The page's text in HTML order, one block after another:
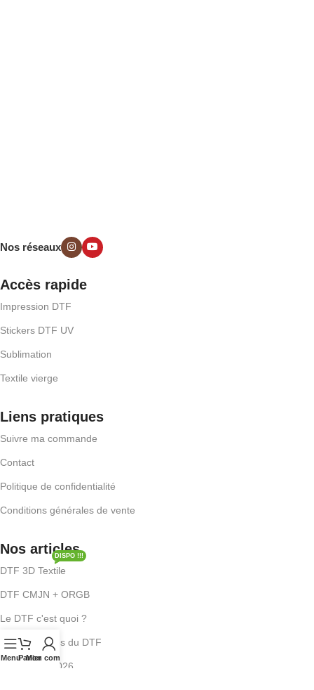
Nos réseaux
Accès rapide
Impression DTF
Stickers DTF UV
Sublimation
Textile vierge
Liens pratiques
Suivre ma commande
Contact
Politique de confidentialité
Conditions générales de vente
Nos articles
DTF 3D Textile
DISPO !!!
DTF CMJN + ORGB
Le DTF c'est quoi ?
Les avantages du DTF
Tendances 2026
MenuPanier
Mon compte